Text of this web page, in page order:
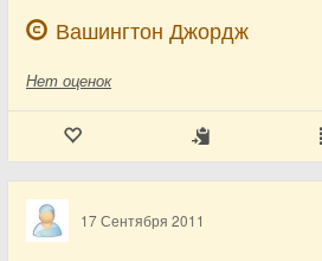
Вашингтон Джордж
Нет оценок
17 Сентября 2011